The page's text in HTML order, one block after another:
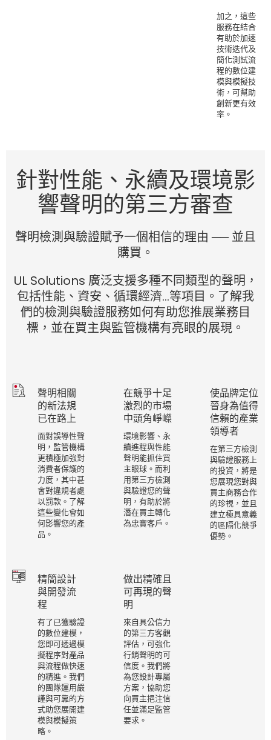
加之，這些
服務在結合
有助於加速
技術迭代及
簡化測試流
程的數位建
模與模擬技
術，可幫助
創新更有效
率。
針對性能、永續及環境影
響聲明的第三方審查
聲明檢測與驗證賦予一個相信的理由 ── 並且
購買。
UL Solutions 廣泛支援多種不同類型的聲明，
包括性能、資安、循環經濟…等項目。了解我
們的檢測與驗證服務如何有助您推展業務目
標，並在買主與監管機構有亮眼的展現。
聲明相關
的新法規
已在路上
面對誤導性聲
明，監管機構
更積極加強對
消費者保護的
力度，其中甚
會對違規者處
以罰款。了解
這些變化會如
何影響您的產
品。
在競爭十足
激烈的市場
中頭角崢嶸
環境影響、永
續進程與性能
聲明能抓住買
主眼球。而利
用第三方檢測
與驗證您的聲
明，有助於將
潛在買主轉化
為忠實客戶。
使品牌定位
晉身為值得
信賴的產業
領導者
在第三方檢測
與驗證服務上
的投資，將是
您展現您對與
買主商務合作
的珍視，並且
建立極具意義
的區隔化競爭
優勢。
精簡設計
與開發流
程
有了已獲驗證
的數位建模，
您即可透過模
擬程序對產品
與流程做快速
的精進。我們
的團隊運用嚴
謹與可靠的方
式助您展開建
模與模擬策
略。
做出精確且
可再現的聲
明
來自具公信力
的第三方客觀
評估，可強化
行銷聲明的可
信度。我們將
為您設計專屬
方案，協助您
向買主挹注信
任並滿足監管
要求。